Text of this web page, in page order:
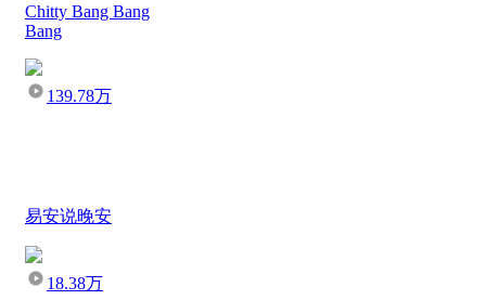
Chitty Bang Bang
Bang
139.78万
易安说晚安
18.38万